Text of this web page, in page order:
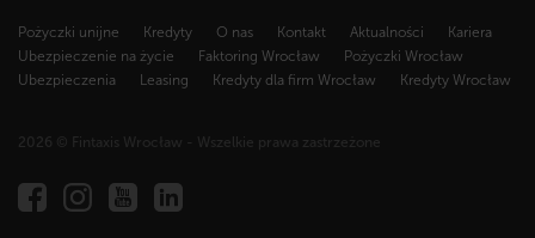
Pożyczki unijne Kredyty O nas Kontakt Aktualności
Kariera
Ubezpieczenie na życie
Faktoring Wrocław
Pożyczki Wrocław
Ubezpieczenia
Leasing Kredyty dla firm Wrocław Kredyty Wrocław
2026 © Fintaxis Wrocław - Wszelkie prawa zastrzeżone